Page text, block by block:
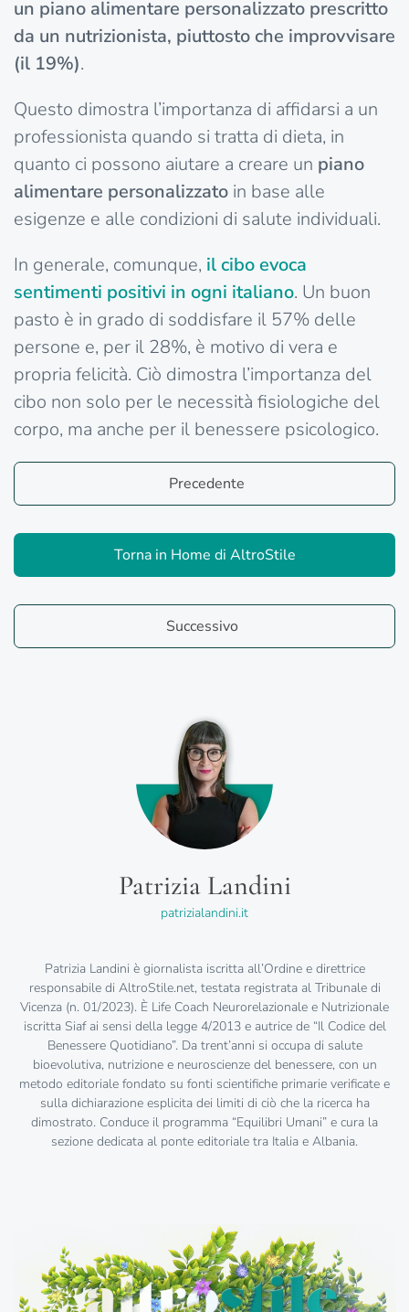
un piano alimentare personalizzato prescritto
da un nutrizionista, piuttosto che improvvisare
(il 19%).
Questo dimostra l’importanza di affidarsi a un
professionista quando si tratta di dieta, in
quanto ci possono aiutare a creare un piano
alimentare personalizzato in base alle
esigenze e alle condizioni di salute individuali.
In generale, comunque, il cibo evoca
sentimenti positivi in ogni italiano. Un buon
pasto è in grado di soddisfare il 57% delle
persone e, per il 28%, è motivo di vera e
propria felicità. Ciò dimostra l’importanza del
cibo non solo per le necessità fisiologiche del
corpo, ma anche per il benessere psicologico.
Precedente
Torna in Home di AltroStile
Successivo
Patrizia Landini
patrizialandini.it
Patrizia Landini è giornalista iscritta all’Ordine e direttrice
responsabile di AltroStile.net, testata registrata al Tribunale di
Vicenza (n. 01/2023). È Life Coach Neurorelazionale e Nutrizionale
iscritta Siaf ai sensi della legge 4/2013 e autrice de “Il Codice del
Benessere Quotidiano”. Da trent’anni si occupa di salute
bioevolutiva, nutrizione e neuroscienze del benessere, con un
metodo editoriale fondato su fonti scientifiche primarie verificate e
sulla dichiarazione esplicita dei limiti di ciò che la ricerca ha
dimostrato. Conduce il programma “Equilibri Umani” e cura la
sezione dedicata al ponte editoriale tra Italia e Albania.